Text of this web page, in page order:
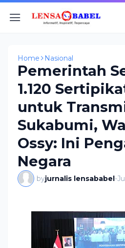
Home Nasional
Pemerintah
1.120
untuk
Sukabumi,
Ossy: Ini
Negara
byjurnalis lensababel-